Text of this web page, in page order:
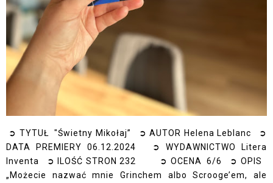
➲ TYTUŁ "Świetny Mikołaj” ➲ AUTOR Helena Leblanc ➲
DATA PREMIERY 06.12.2024 ➲ WYDAWNICTWO Litera
Inventa ➲ ILOŚĆ STRON 232 ➲ OCENA 6/6 ➲ OPIS
„Możecie nazwać mnie Grinchem albo Scrooge’em, ale